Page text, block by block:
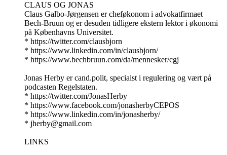
CLAUS OG JONAS
Claus Galbo-Jørgensen er cheføkonom i advokatfirmaet
Bech-Bruun og er desuden tidligere ekstern lektor i økonomi
på Københavns Universitet.
* https://twitter.com/clausbjorn
* https://www.linkedin.com/in/clausbjorn/
* https://www.bechbruun.com/da/mennesker/cgj
Jonas Herby er cand.polit, speciaist i regulering og vært på
podcasten Regelstaten.
* https://twitter.com/JonasHerby
* https://www.facebook.com/jonasherbyCEPOS
* https://www.linkedin.com/in/jonasherby/
* jherby@gmail.com
LINKS